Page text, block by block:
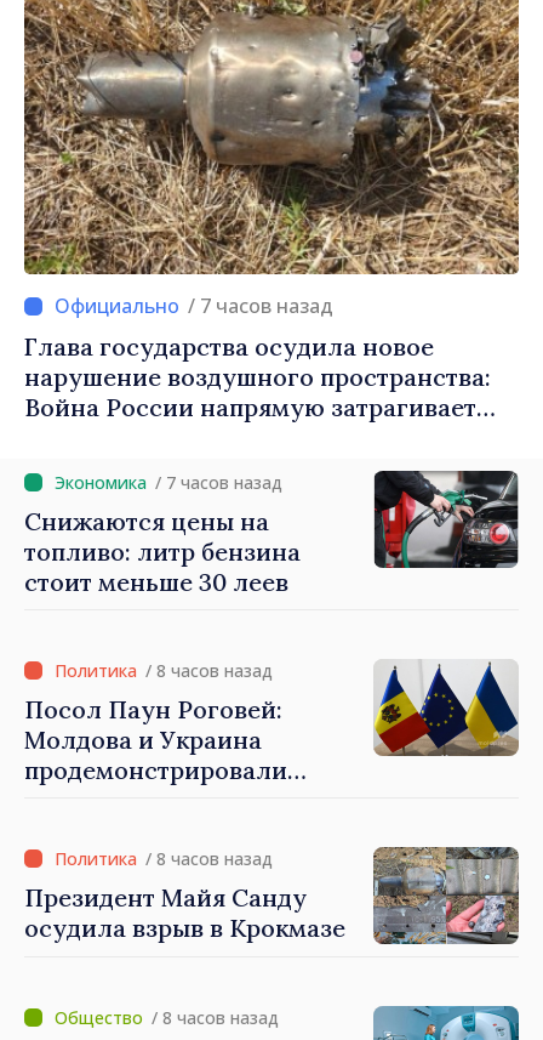
/ 7 часов назад
Глава государства осудила новое
нарушение воздушного пространства:
Война России напрямую затрагивает
/ 7 часов назад
Снижаются цены на
топливо: литр бензина
стоит меньше 30 леев
/ 8 часов назад
Посол Паун Роговей:
Молдова и Украина
продемонстрировали
интеграции/ 8 часов назад
Президент Майя Санду
осудила взрыв в Крокмазе
/ 8 часов назад